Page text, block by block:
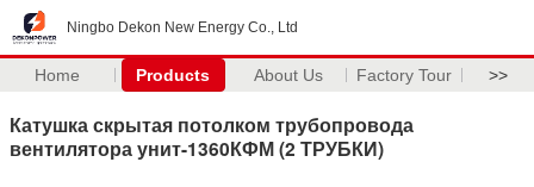
Ningbo Dekon New Energy Co., Ltd
Home Products About Us Factory Tour >>
Катушка скрытая потолком трубопровода
вентилятора унит-1360КФМ (2 ТРУБКИ)